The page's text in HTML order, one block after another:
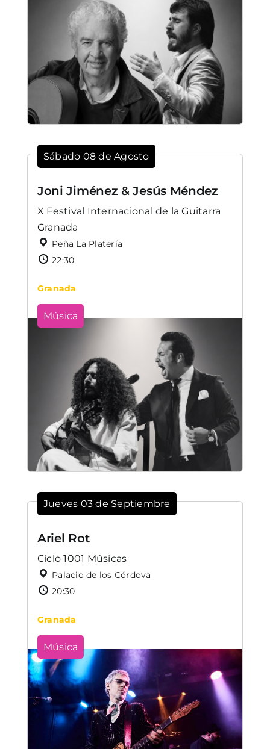
Sábado 08 de Agosto
Joni Jiménez & Jesús Méndez
X Festival Internacional de la Guitarra
Granada
Peña La Platería
22:30
Granada
Música
Jueves 03 de Septiembre
Ariel Rot
Ciclo 1001 Músicas
Palacio de los Córdova
20:30
Granada
Música